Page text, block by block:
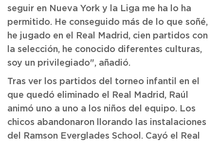
seguir en Nueva York y la Liga me ha lo ha
permitido. He conseguido más de lo que soñé,
he jugado en el Real Madrid, cien partidos con
la selección, he conocido diferentes culturas,
soy un privilegiado", añadió.
Tras ver los partidos del torneo infantil en el
que quedó eliminado el Real Madrid, Raúl
animó uno a uno a los niños del equipo. Los
chicos abandonaron llorando las instalaciones
del Ramson Everglades School. Cayó el Real